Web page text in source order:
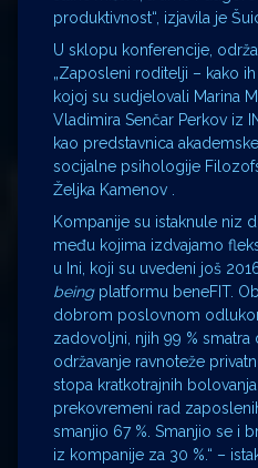
produktivnost“, izjavila je
U sklopu konferencije,
„Zaposleni roditelji – kako
kojoj su sudjelovali Marina
Vladimira Senčar Perkov iz
kao predstavnica
socijalne psihologije
Željka Kamenov .
Kompanije su istaknule niz
među kojima izdvajamo
u Ini, koji su uvedeni još
beingplatformu beneFIT.
dobrom poslovnom
zadovoljni, njih 99 %
održavanje ravnoteže
stopa kratkotrajnih
prekovremeni rad
smanjio 67 %. Smanjio se i
iz kompanije za 30 %.“ –